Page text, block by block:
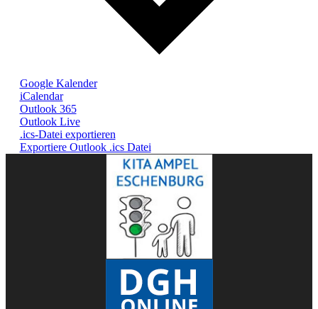
Google Kalender
iCalendar
Outlook 365
Outlook Live
.ics-Datei exportieren
Exportiere Outlook .ics Datei